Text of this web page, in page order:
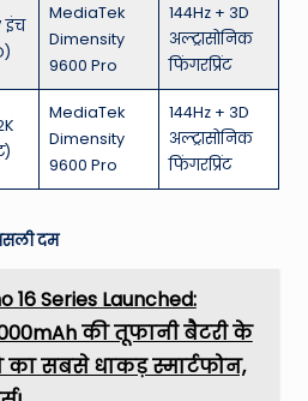
इंच
MediaTek
Dimensity
9600 Pro
144Hz + 3D
अल्ट्रासोनिक
फिंगरप्रिंट
MediaTek
Dimensity
9600 Pro
144Hz + 3D
अल्ट्रासोनिक
फिंगरप्रिंट
दम
16 Series Launched:
की तूफानी बैटरी के
सबसे धाकड़ स्मार्टफोन,